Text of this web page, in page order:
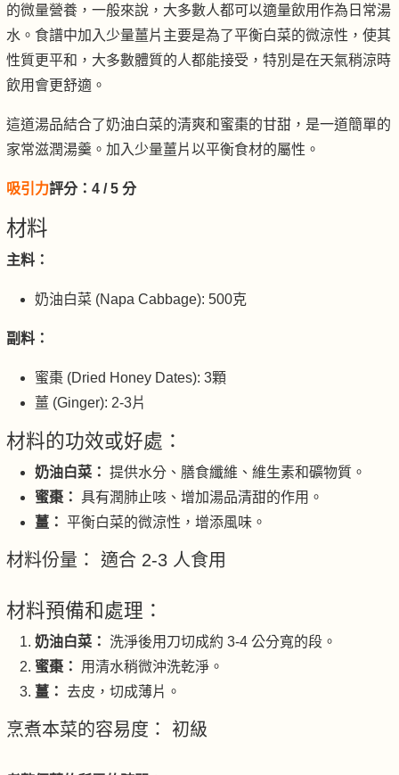
的微量營養，一般來說，大多數人都可以適量飲用作為日常湯
水。食譜中加入少量薑片主要是為了平衡白菜的微涼性，使其
性質更平和，大多數體質的人都能接受，特別是在天氣稍涼時
飲用會更舒適。
這道湯品結合了奶油白菜的清爽和蜜棗的甘甜，是一道簡單的
家常滋潤湯羹。加入少量薑片以平衡食材的屬性。
吸引力評分： 4 / 5 分
材料
主料：
奶油白菜 (Napa Cabbage): 500克
副料：
蜜棗 (Dried Honey Dates): 3顆
薑 (Ginger): 2-3片
材料的功效或好處：
奶油白菜： 提供水分、膳食纖維、維生素和礦物質。
蜜棗： 具有潤肺止咳、增加湯品清甜的作用。
薑： 平衡白菜的微涼性，增添風味。
材料份量： 適合 2-3 人食用
材料預備和處理：
奶油白菜： 洗淨後用刀切成約 3-4 公分寬的段。
蜜棗：
用清水稍微沖洗乾淨。
薑： 去皮，切成薄片。
烹煮本菜的容易度： 初級